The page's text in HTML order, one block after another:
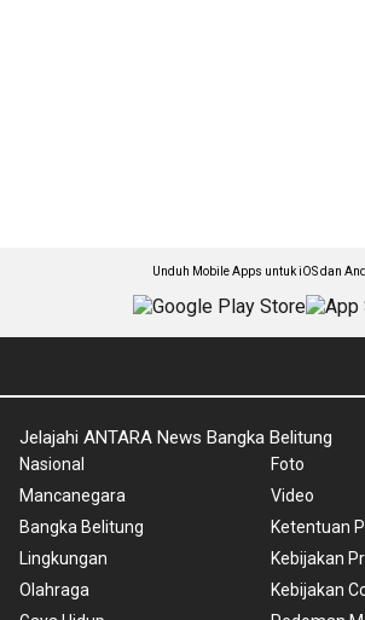
Unduh Mobile Apps untuk iOS dan
Jelajahi ANTARA News Bangka Belitung
Nasional
Mancanegara
Bangka Belitung
Lingkungan
Olahraga
Foto
Video
Ketentuan
Kebijakan
Kebijakan